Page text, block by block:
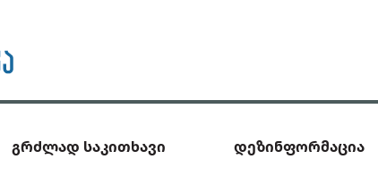
გრძლად საკითხავი დეზინფორმაცია